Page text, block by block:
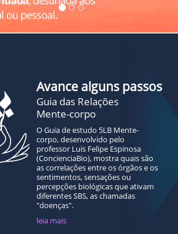
Avance alguns passos
Guia das Relações
Mente-corpo
O Guia de estudo 5LB Mente-
corpo, desenvolvido pelo
professor Luis Felipe Espinosa
(ConcienciaBio), mostra quais são
as correlações entre os órgãos e os
sentimentos, sensações ou
percepções biológicas que ativam
diferentes SBS, as chamadas
"doenças".
leia mais